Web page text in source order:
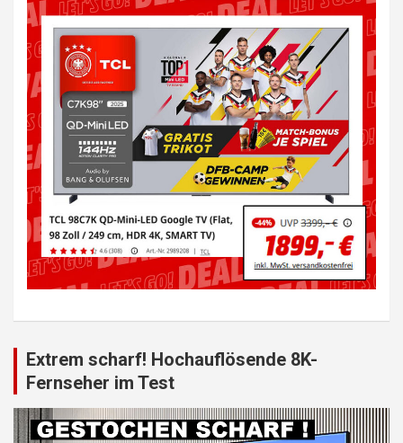
Extrem scharf! Hochauflösende 8K-
Fernseher im Test